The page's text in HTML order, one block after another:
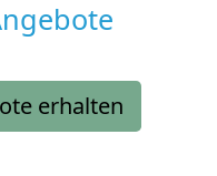
erhalten